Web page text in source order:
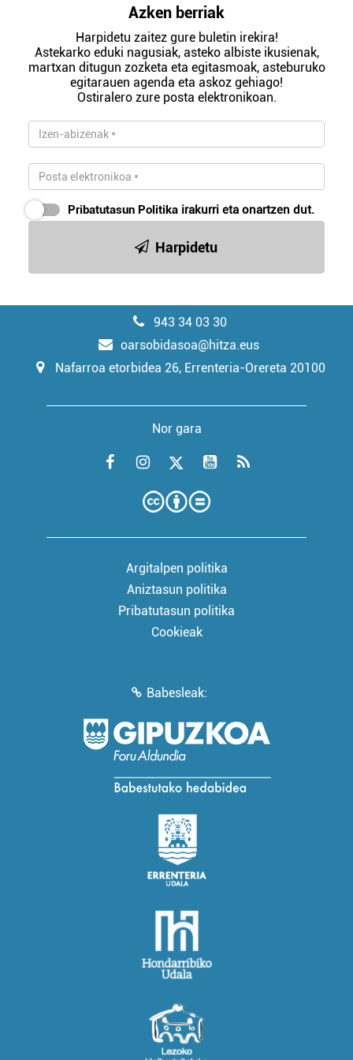
Azken berriak
Harpidetu zaitez gure buletin irekira!
Astekarko eduki nagusiak, asteko albiste ikusienak,
martxan ditugun zozketa eta egitasmoak, asteburuko
egitarauen agenda eta askoz gehiago!
Ostiralero zure posta elektronikoan.
Pribatutasun Politika irakurri eta onartzen dut.
Harpidetu
943 34 03 30
oarsobidasoa@hitza.eus
Nafarroa etorbidea 26, Errenteria-Orereta 20100
Nor gara
Argitalpen politika
Aniztasun politika
Pribatutasun politika
Cookieak
Babesleak: